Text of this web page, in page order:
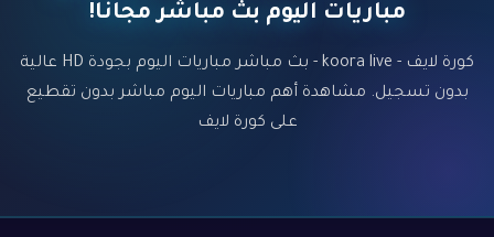
مباريات اليوم بث مباشر مجاناً!
كورة لايف - koora live - بث مباشر مباريات اليوم بجودة HD عالية
بدون تسجيل. مشاهدة أهم مباريات اليوم مباشر بدون تقطيع
على كورة لايف